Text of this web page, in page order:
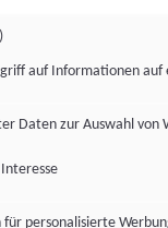
auf Informationen auf
Daten zur Auswahl von
für personalisierte